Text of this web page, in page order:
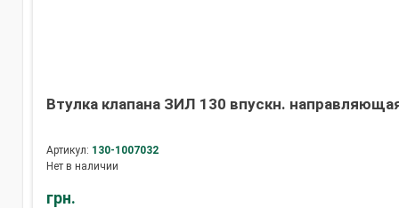
Втулка клапана ЗИЛ 130 впускн.
Артикул: 130-1007032
Нет в наличии
грн.